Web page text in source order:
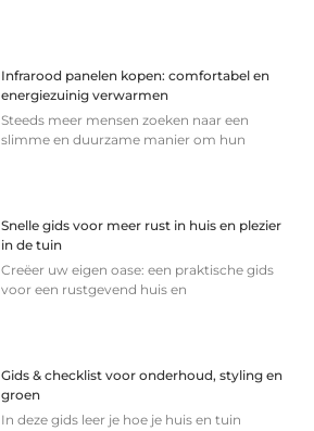
Infrarood panelen kopen: comfortabel en
energiezuinig verwarmen
Steeds meer mensen zoeken naar een
slimme en duurzame manier om hun
Snelle gids voor meer rust in huis en plezier
in de tuin
Creëer uw eigen oase: een praktische gids
voor een rustgevend huis en
Gids & checklist voor onderhoud, styling en
groen
In deze gids leer je hoe je huis en tuin